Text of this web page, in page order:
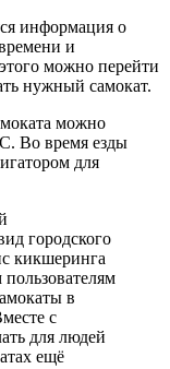
информация о
и
можно перейти
нужный самокат.
можно
Во время езды
для
городского
кикшеринга
в
с
для людей
ещё